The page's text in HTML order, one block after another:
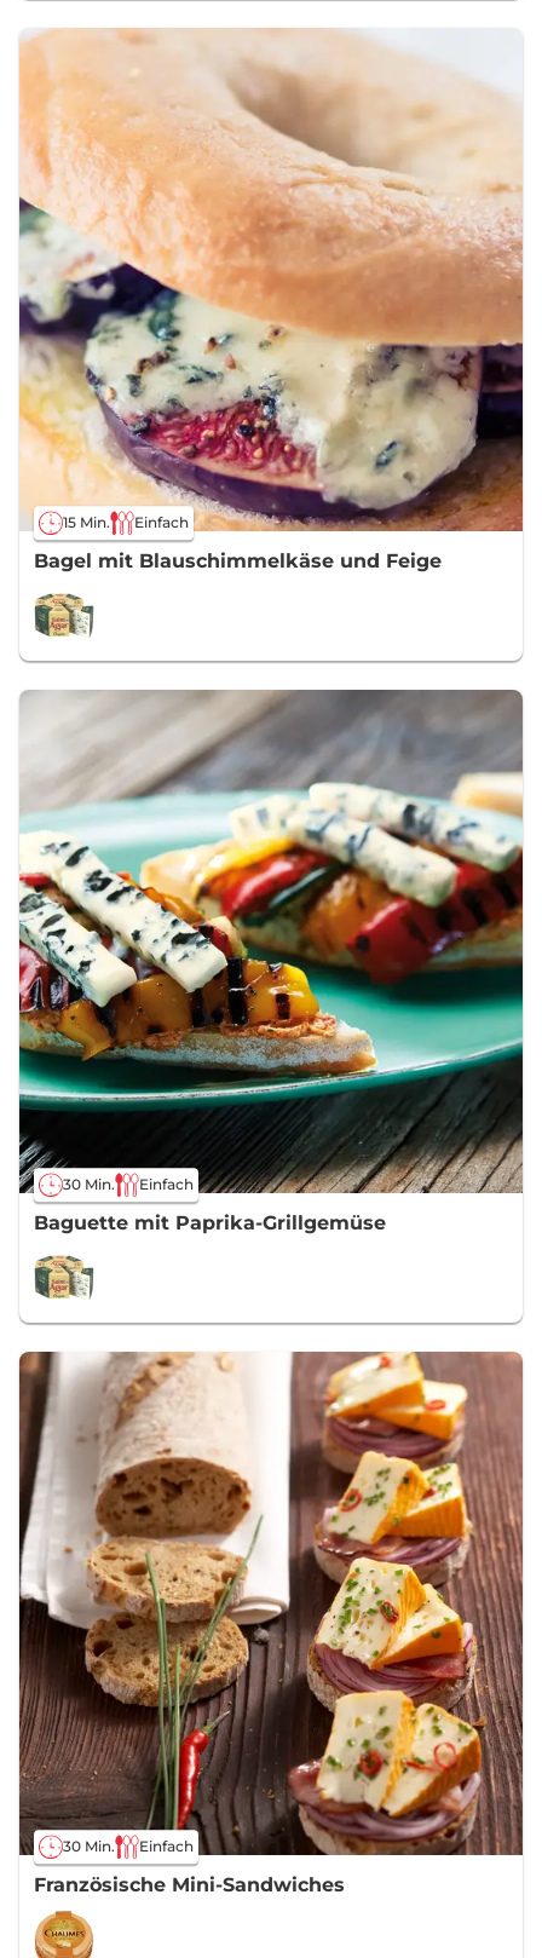
15 Min. Einfach
Bagel mit Blauschimmelkäse und Feige
30 Min. Einfach
Baguette mit Paprika-Grillgemüse
30 Min. Einfach
Französische Mini-Sandwiches